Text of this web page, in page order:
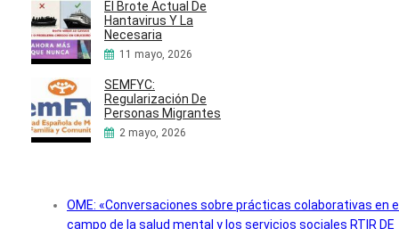
El Brote Actual De
Hantavirus Y La
Necesaria
11 mayo, 2026
SEMFYC:
Regularización De
Personas Migrantes
2 mayo, 2026
OME: «Conversaciones sobre prácticas colaborativas en
campo de la salud mental y los servicios sociales RTIR DE